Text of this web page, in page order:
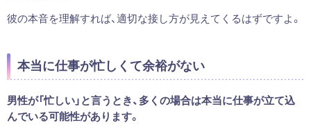
彼の本音を理解すれば、適切な接し方が見えてくるはずですよ。
本当に仕事が忙しくて余裕がない
男性が「忙しい」と言うとき、多くの場合は本当に仕事が立て込
んでいる可能性があります。